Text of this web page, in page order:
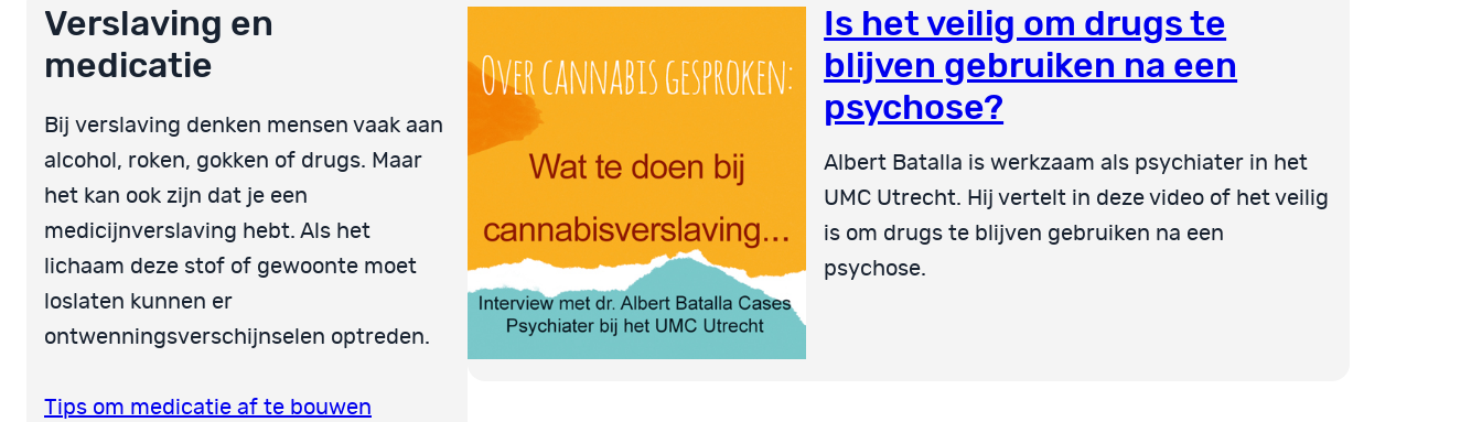
Verslaving en
medicatie
Bij verslaving denken mensen vaak aan
alcohol, roken, gokken of drugs. Maar
het kan ook zijn dat je een
medicijnverslaving hebt. Als het
lichaam deze stof of gewoonte moet
loslaten kunnen er
ontwenningsverschijnselen optreden.
Tips om medicatie af te bouwen
Is het veilig om drugs te
blijven gebruiken na een
psychose?
Albert Batalla is werkzaam als psychiater in het
UMC Utrecht. Hij vertelt in deze video of het veilig
is om drugs te blijven gebruiken na een
psychose.